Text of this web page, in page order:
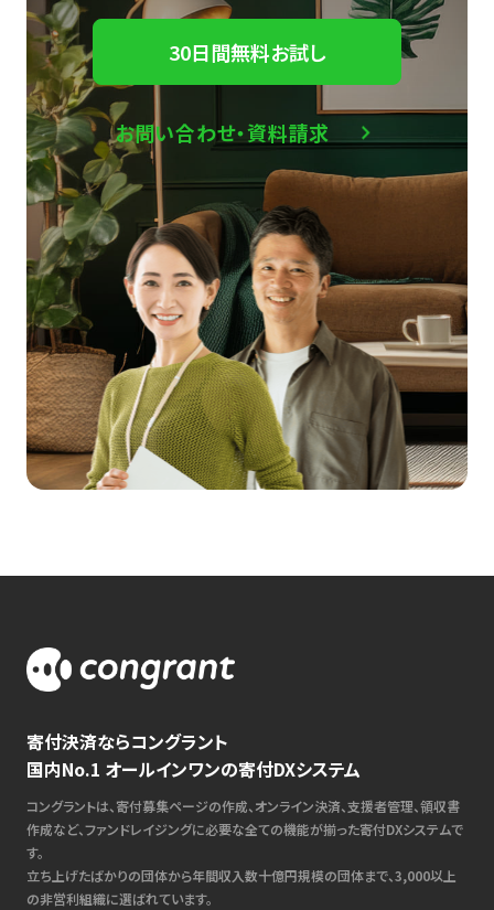
30日間無料お試し
お問い合わせ・資料請求
寄付決済ならコングラント
国内No.1 オールインワンの寄付DXシステム
コングラントは、寄付募集ページの作成、オンライン決済、支援者管理、領収書
作成など、ファンドレイジングに必要な全ての機能が揃った寄付DXシステムで
す。
立ち上げたばかりの団体から年間収入数十億円規模の団体まで、3,000以上
の非営利組織に選ばれています。